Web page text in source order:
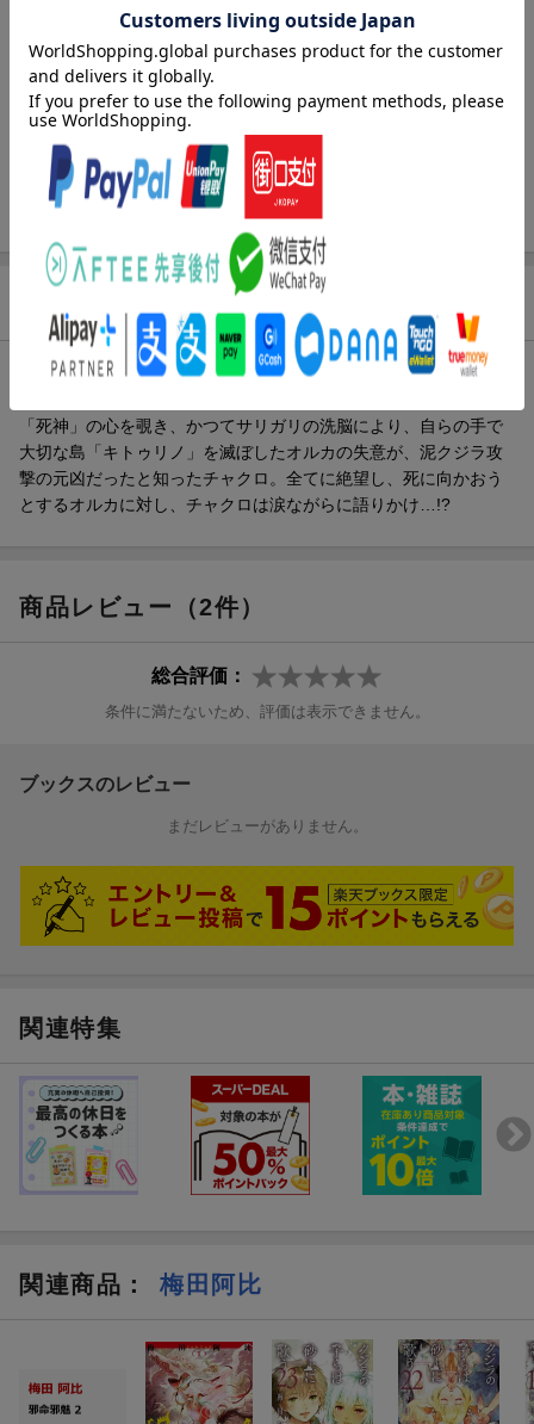
ボニータ・コミックス
出版社 秋田書店
発行形態
ページ数 160p
ISBN 9784253263863
内容紹介（JPROより）
「死神」の心を覗き、かつてサリガリの洗脳により、自らの手で
大切な島「キトゥリノ」を滅ぼしたオルカの失意が、泥クジラ攻
撃の元凶だったと知ったチャクロ。全てに絶望し、死に向かおう
とするオルカに対し、チャクロは涙ながらに語りかけ…!?
商品レビュー（2件）
総合評価：
条件に満たないため、評価は表示できません。
ブックスのレビュー
まだレビューがありません。
関連特集
関連商品 ： 梅田阿比